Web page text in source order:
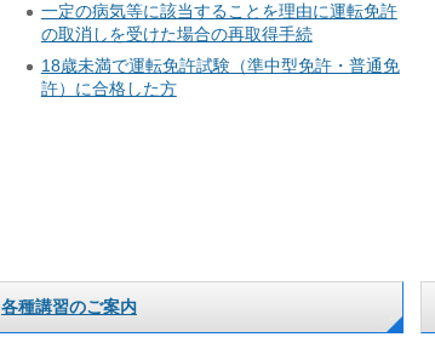
一定の病気等に該当することを理由に運転免許
の取消しを受けた場合の再取得手続
18歳未満で運転免許試験（準中型免許・普通免
許）に合格した方
各種講習のご案内